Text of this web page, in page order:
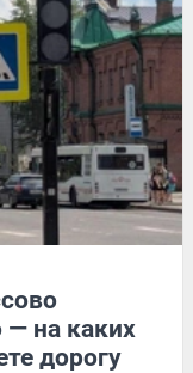
— на каких
дорогу